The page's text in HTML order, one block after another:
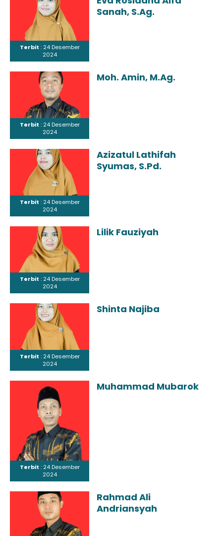
Terbit : 24 Desember
2024
Sanah, S.Ag.
Terbit : 24 Desember
2024
Moh. Amin, M.Ag.
Terbit : 24 Desember
2024
Azizatul Lathifah
Syumas, S.Pd.
Terbit : 24 Desember
2024
Lilik Fauziyah
Terbit : 24 Desember
2024
Shinta Najiba
Terbit : 24 Desember
2024
Muhammad Mubarok
Rahmad Ali
Andriansyah